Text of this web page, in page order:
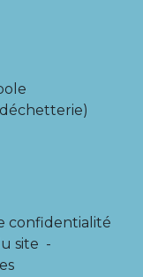
confidentialité
site -